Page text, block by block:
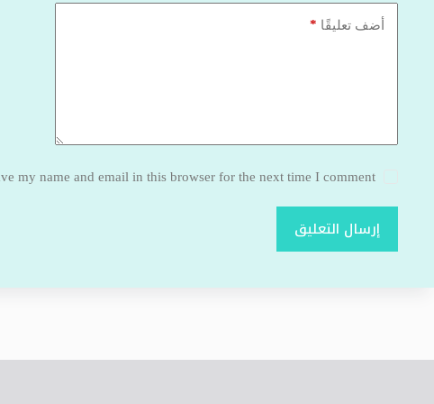
أضف تعليقًا *
my name and email in this browser for the next time I comment.
إرسال التعليق